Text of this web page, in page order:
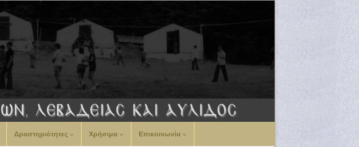
Δραστηριότητες Χρήσιμα Επικοινωνία